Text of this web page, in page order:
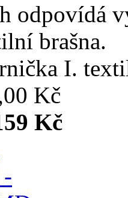
odpovídá
brašna.
I.
Kč
Kč